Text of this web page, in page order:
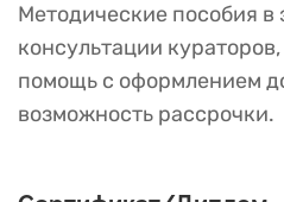
Методические пособия в
консультации
помощь с оформлением
возможность рассрочки.